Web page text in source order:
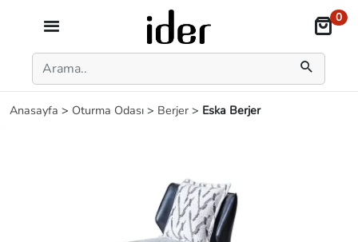
0
Anasayfa > Oturma Odası > Berjer > Eska Berjer